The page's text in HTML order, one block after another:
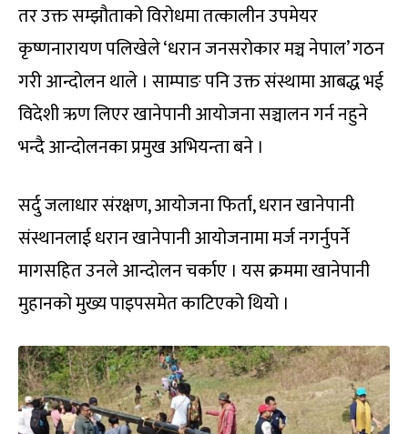
तर उक्त सम्झौताको विरोधमा तत्कालीन उपमेयर
कृष्णनारायण पलिखेले ‘धरान जनसरोकार मञ्च नेपाल’ गठन
गरी आन्दोलन थाले । साम्पाङ पनि उक्त संस्थामा आबद्ध भई
विदेशी ऋण लिएर खानेपानी आयोजना सञ्चालन गर्न नहुने
भन्दै आन्दोलनका प्रमुख अभियन्ता बने ।
सर्दु जलाधार संरक्षण, आयोजना फिर्ता, धरान खानेपानी
संस्थानलाई धरान खानेपानी आयोजनामा मर्ज नगर्नुपर्ने
मागसहित उनले आन्दोलन चर्काए । यस क्रममा खानेपानी
मुहानको मुख्य पाइपसमेत काटिएको थियो ।